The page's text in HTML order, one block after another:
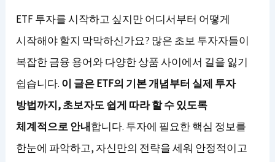
ETF 투자를 시작하고 싶지만 어디서부터 어떻게
시작해야 할지 막막하신가요? 많은 초보 투자자들이
복잡한 금융 용어와 다양한 상품 사이에서 길을 잃기
쉽습니다. 이 글은 ETF의 기본 개념부터 실제 투자
방법까지, 초보자도 쉽게 따라 할 수 있도록
체계적으로 안내합니다. 투자에 필요한 핵심 정보를
한눈에 파악하고, 자신만의 전략을 세워 안정적이고